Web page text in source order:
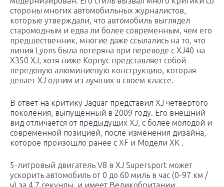
стороны многих автомобильных журналистов,
которые утверждали, что автомобиль выглядел
старомодным и едва ли более современным, чем его
предшественник, многие даже ссылались на то, что
линия Lyons была потеряна при переводе с XJ40 на
X350 XJ, хотя ниже Корпус представляет собой
передовую алюминиевую конструкцию, которая
делает XJ одним из лучших в своем классе.
В ответ на критику Jaguar представил XJ четвертого
поколения, выпущенный в 2009 году. Его внешний
вид отличается от предыдущих XJ, с более молодой и
современной позицией, после изменения дизайна,
которое произошло ранее с XF и Модели XK .
5-литровый двигатель V8 в XJ Supersport может
ускорить автомобиль от 0 до 60 миль в час (0-97 км /
ч) за 4,7 секунды, и имеет Великобритании